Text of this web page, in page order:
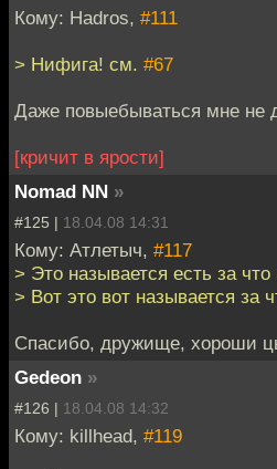
Кому: Hadros, #111
> Нифига! см. #67
Даже повыебываться мне не
[кричит в ярости]
Nomad NN »
#125 | 18.04.08 14:31
Кому: Атлетыч, #117
> Это называется есть за
> Вот это вот называется за
Спасибо, дружище, хороши
Gedeon »
#126 | 18.04.08 14:32
Кому: killhead, #119